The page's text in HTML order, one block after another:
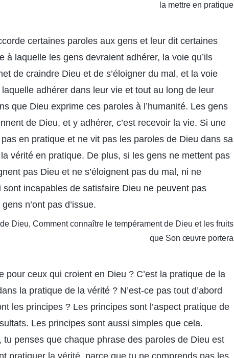
la mettre en pratique
certaines paroles aux gens et leur dit certaines
à laquelle les gens devraient adhérer, la voie qu’ils
de craindre Dieu et de s’éloigner du mal, et la voie
adhérer dans leur vie et tout au long de leur
que Dieu exprime ces paroles à l’humanité. Les gens
de Dieu, et y adhérer, c’est recevoir la vie. Si une
en pratique et ne vit pas les paroles de Dieu dans sa
vérité en pratique. De plus, si les gens ne mettent pas
pas Dieu et ne s’éloignent pas du mal, ni ne
incapables de satisfaire Dieu ne peuvent pas
n’ont pas d’issue.
Dieu, Comment connaître le tempérament de Dieu et les fruits
que Son œuvre portera
pour ceux qui croient en Dieu ? C’est la pratique de la
la pratique de la vérité ? N’est-ce pas tout d’abord
les principes ? Les principes sont l’aspect pratique de
Les principes sont aussi simples que cela.
tu penses que chaque phrase des paroles de Dieu est
pratiquer la vérité, parce que tu ne comprends pas les